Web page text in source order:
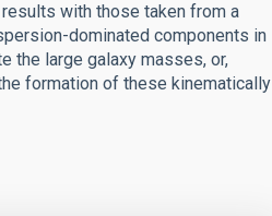
with those taken from a
dominated components in
the large galaxy masses, or,
formation of these kinematically